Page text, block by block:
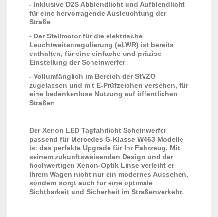
- Inklusive D2S Abblendlicht und Aufblendlicht
für eine hervorragende Ausleuchtung der
Straße
- Der Stellmotor für die elektrische
Leuchtweitenregulierung (eLWR) ist bereits
enthalten, für eine einfache und präzise
Einstellung der Scheinwerfer
- Vollumfänglich im Bereich der StVZO
zugelassen und mit E-Prüfzeichen versehen, für
eine bedenkenlose Nutzung auf öffentlichen
Straßen
Der Xenon LED Tagfahrlicht Scheinwerfer
passend für Mercedes G-Klasse W463 Modelle
ist das perfekte Upgrade für Ihr Fahrzeug. Mit
seinem zukunftsweisenden Design und der
hochwertigen Xenon-Optik Linse verleiht er
Ihrem Wagen nicht nur ein modernes Aussehen,
sondern sorgt auch für eine optimale
Sichtbarkeit und Sicherheit im Straßenverkehr.